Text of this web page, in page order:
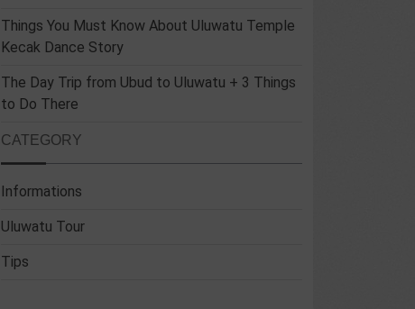
Things You Must Know About Uluwatu Temple
Kecak Dance Story
The Day Trip from Ubud to Uluwatu + 3 Things
to Do There
CATEGORY
Informations
Uluwatu Tour
Tips